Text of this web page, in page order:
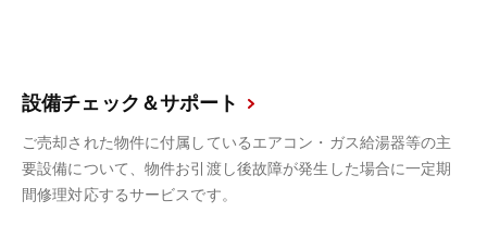
設備チェック＆サポート
ご売却された物件に付属しているエアコン・ガス給湯器等の主
要設備について、物件お引渡し後故障が発生した場合に一定期
間修理対応するサービスです。